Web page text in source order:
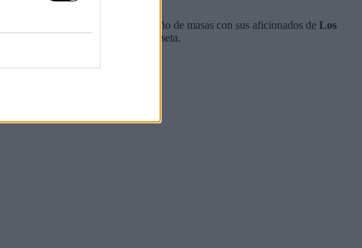
El de Sant Boi se dará un baño de masas con sus aficionados de Los
jugadas vistiendo esta camiseta.